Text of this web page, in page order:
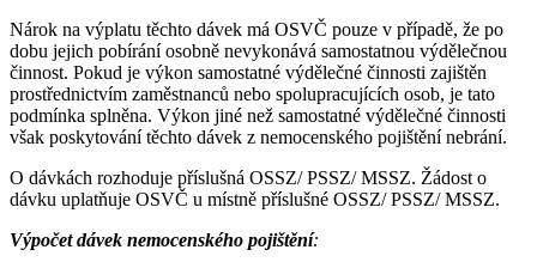
Nárok na výplatu těchto dávek má OSVČ pouze v případě, že po
dobu jejich pobírání osobně nevykonává samostatnou výdělečnou
činnost. Pokud je výkon samostatné výdělečné činnosti zajištěn
prostřednictvím zaměstnanců nebo spolupracujících osob, je tato
podmínka splněna. Výkon jiné než samostatné výdělečné činnosti
však poskytování těchto dávek z nemocenského pojištění nebrání.
O dávkách rozhoduje příslušná OSSZ/ PSSZ/ MSSZ. Žádost o
dávku uplatňuje OSVČ u místně příslušné OSSZ/ PSSZ/ MSSZ.
Výpočet dávek nemocenského pojištění: